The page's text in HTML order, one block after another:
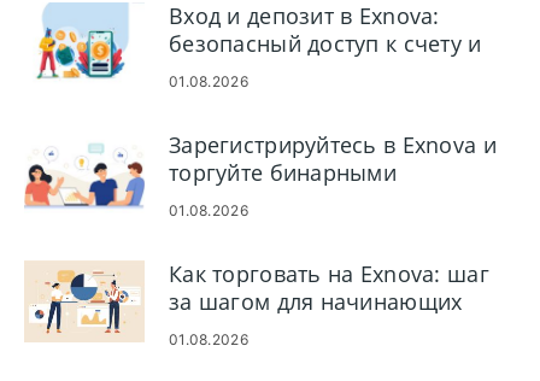
Вход и депозит в Exnova:
безопасный доступ к счету и
пополнение счета
01.08.2026
Зарегистрируйтесь в Exnova и
торгуйте бинарными
опционами: настройка учетной
01.08.2026
Как торговать на Exnova: шаг
за шагом для начинающих
01.08.2026